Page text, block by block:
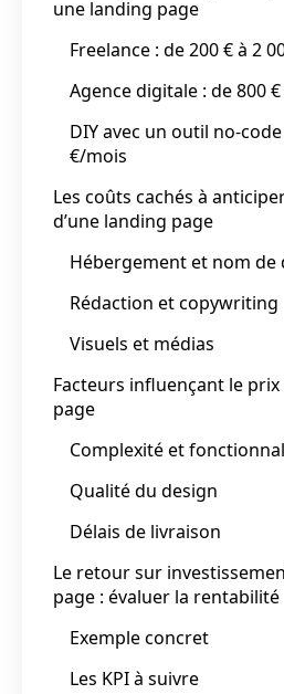
une landing page
Freelance : de 200 € à 2
Agence digitale : de 800 €
DIY avec un outil no-
€/mois
Les coûts cachés à
d’une landing page
Hébergement et nom de
Rédaction et copywriting
Visuels et médias
Facteurs influençant le prix
page
Complexité et
Qualité du design
Délais de livraison
Le retour sur
page : évaluer la rentabilité
Exemple concret
Les KPI à suivre